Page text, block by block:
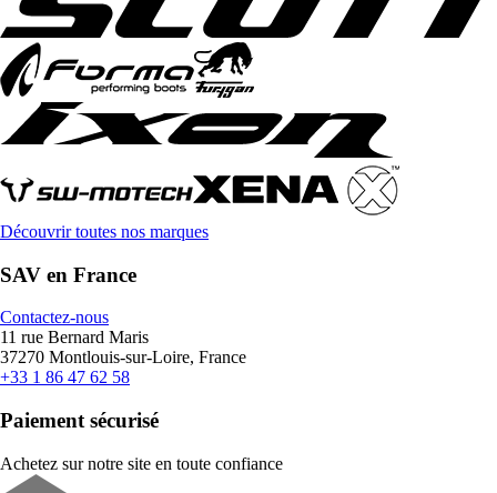
Découvrir toutes nos marques
SAV en France
Contactez-nous
11 rue Bernard Maris
37270 Montlouis-sur-Loire, France
+33 1 86 47 62 58
Paiement sécurisé
Achetez sur notre site en toute confiance